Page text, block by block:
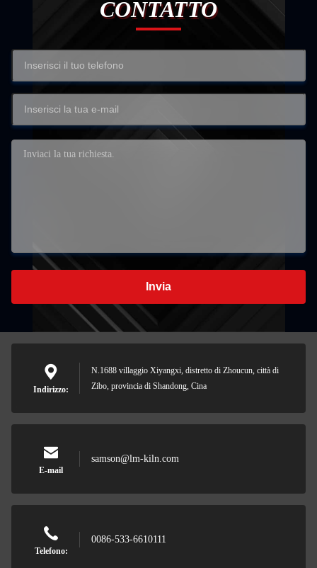
CONTATTO
Invia
Indirizzo:
N.1688 villaggio Xiyangxi, distretto di Zhoucun, città di
Zibo, provincia di Shandong, Cina
E-mail
samson@lm-kiln.com
Telefono:
0086-533-6610111